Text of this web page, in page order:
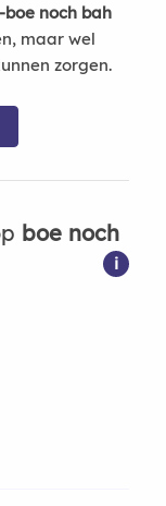
-boe noch bah
maar wel
zorgen.
boe noch
i